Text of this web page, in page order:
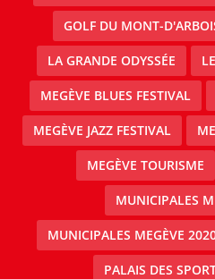
GOLF DU MONT-
LA GRANDE ODYSSÉE
MEGÈVE BLUES FESTIVAL
MEGÈVE JAZZ FESTIVAL
MEGÈVE TOURISME
MUNICIPALES
MUNICIPALES MEGÈVE
PALAIS DES